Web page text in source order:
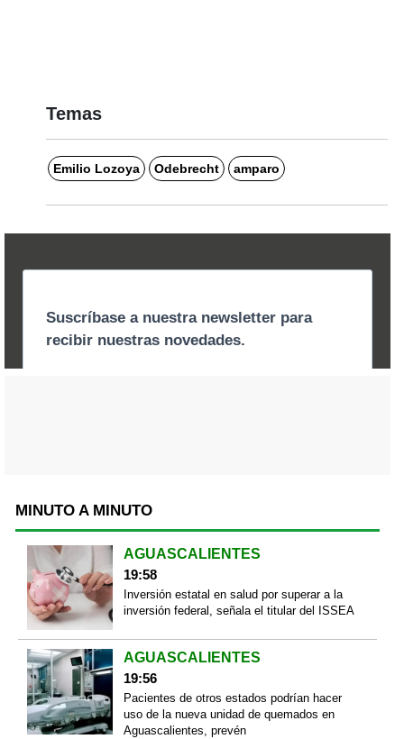
Temas
Emilio Lozoya Odebrecht amparo
MINUTO A MINUTO
AGUASCALIENTES
19:58
Inversión estatal en salud por superar a la
inversión federal, señala el titular del ISSEA
AGUASCALIENTES
19:56
Pacientes de otros estados podrían hacer
uso de la nueva unidad de quemados en
Aguascalientes, prevén